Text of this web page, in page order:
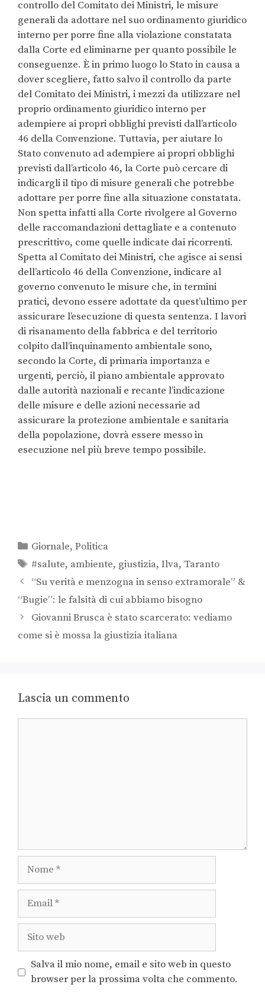
controllo del Comitato dei Ministri, le misure
generali da adottare nel suo ordinamento giuridico
interno per porre fine alla violazione constatata
dalla Corte ed eliminarne per quanto possibile le
conseguenze. È in primo luogo lo Stato in causa a
dover scegliere, fatto salvo il controllo da parte
del Comitato dei Ministri, i mezzi da utilizzare nel
proprio ordinamento giuridico interno per
adempiere ai propri obblighi previsti dall’articolo
46 della Convenzione. Tuttavia, per aiutare lo
Stato convenuto ad adempiere ai propri obblighi
previsti dall’articolo 46, la Corte può cercare di
indicargli il tipo di misure generali che potrebbe
adottare per porre fine alla situazione constatata.
Non spetta infatti alla Corte rivolgere al Governo
delle raccomandazioni dettagliate e a contenuto
prescrittivo, come quelle indicate dai ricorrenti.
Spetta al Comitato dei Ministri, che agisce ai sensi
dell’articolo 46 della Convenzione, indicare al
governo convenuto le misure che, in termini
pratici, devono essere adottate da quest’ultimo per
assicurare l’esecuzione di questa sentenza. I lavori
di risanamento della fabbrica e del territorio
colpito dall’inquinamento ambientale sono,
secondo la Corte, di primaria importanza e
urgenti, perciò, il piano ambientale approvato
dalle autorità nazionali e recante l’indicazione
delle misure e delle azioni necessarie ad
assicurare la protezione ambientale e sanitaria
della popolazione, dovrà essere messo in
esecuzione nel più breve tempo possibile.
Giornale,Politica
#salute, ambiente, giustizia,Ilva, Taranto
“Su verità e menzogna in senso extramorale” &
“Bugie”: le falsità di cui abbiamo bisogno
Giovanni Brusca è stato scarcerato: vediamo
come si è mossa la giustizia italiana
Lascia un commento
Salva il mio nome, email e sito web in questo
browser per la prossima volta che commento.